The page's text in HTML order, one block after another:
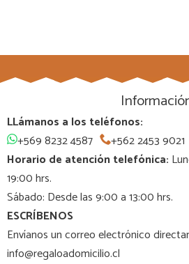
LLámanos a los teléfonos:
+569 8232 4587
+562 2453 9021
Horario de atención telefónica:
19:00 hrs.
Sábado: Desde las 9:00 a 13:00 hrs.
ESCRÍBENOS
Envíanos un correo electrónico
info@regaloadomicilio.cl